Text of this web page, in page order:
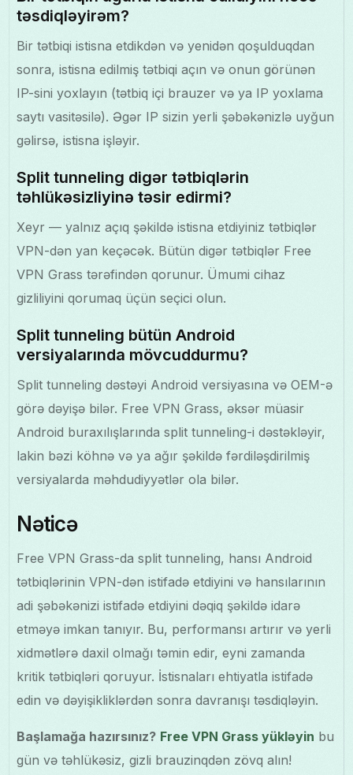
təsdiqləyirəm?
Bir tətbiqi istisna etdikdən və yenidən qoşulduqdan
sonra, istisna edilmiş tətbiqi açın və onun görünən
IP-sini yoxlayın (tətbiq içi brauzer və ya IP yoxlama
saytı vasitəsilə). Əgər IP sizin yerli şəbəkənizlə uyğun
gəlirsə, istisna işləyir.
Split tunneling digər tətbiqlərin
təhlükəsizliyinə təsir edirmi?
Xeyr — yalnız açıq şəkildə istisna etdiyiniz tətbiqlər
VPN-dən yan keçəcək. Bütün digər tətbiqlər Free
VPN Grass tərəfindən qorunur. Ümumi cihaz
gizliliyini qorumaq üçün seçici olun.
Split tunneling bütün Android
versiyalarında mövcuddurmu?
Split tunneling dəstəyi Android versiyasına və OEM-ə
görə dəyişə bilər. Free VPN Grass, əksər müasir
Android buraxılışlarında split tunneling-i dəstəkləyir,
lakin bəzi köhnə və ya ağır şəkildə fərdiləşdirilmiş
versiyalarda məhdudiyyətlər ola bilər.
Nəticə
Free VPN Grass-da split tunneling, hansı Android
tətbiqlərinin VPN-dən istifadə etdiyini və hansılarının
adi şəbəkənizi istifadə etdiyini dəqiq şəkildə idarə
etməyə imkan tanıyır. Bu, performansı artırır və yerli
xidmətlərə daxil olmağı təmin edir, eyni zamanda
kritik tətbiqləri qoruyur. İstisnaları ehtiyatla istifadə
edin və dəyişikliklərdən sonra davranışı təsdiqləyin.
Başlamağa hazırsınız? Free VPN Grass yükləyin bu
gün və təhlükəsiz, gizli brauzinqdən zövq alın!